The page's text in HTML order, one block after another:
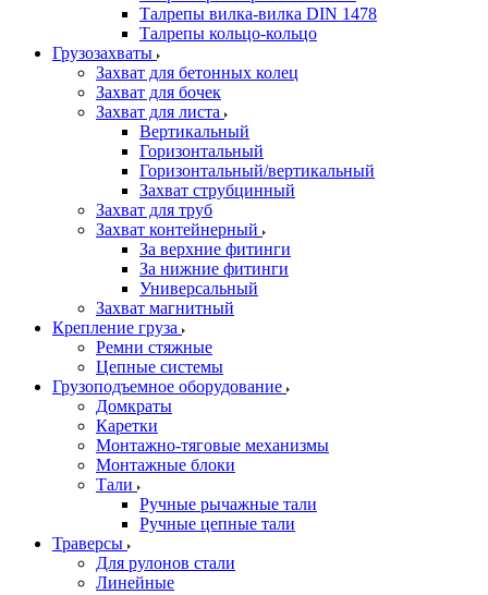
Талрепы вилка-вилка DIN 1478
Талрепы кольцо-кольцо
Грузозахваты
Захват для бетонных колец
Захват для бочек
Захват для листа
Вертикальный
Горизонтальный
Горизонтальный/вертикальный
Захват струбцинный
Захват для труб
Захват контейнерный
За верхние фитинги
За нижние фитинги
Универсальный
Захват магнитный
Крепление груза
Ремни стяжные
Цепные системы
Грузоподъемное оборудование
Домкраты
Каретки
Монтажно-тяговые механизмы
Монтажные блоки
Тали
Ручные рычажные тали
Ручные цепные тали
Траверсы
Для рулонов стали
Линейные